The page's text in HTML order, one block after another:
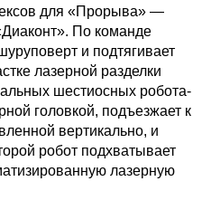
для «Прорыва» —
По команде
и подтягивает
лазерной разделки
шестиосных робота-
головкой, подъезжает к
вертикально, и
робот подхватывает
лазерную